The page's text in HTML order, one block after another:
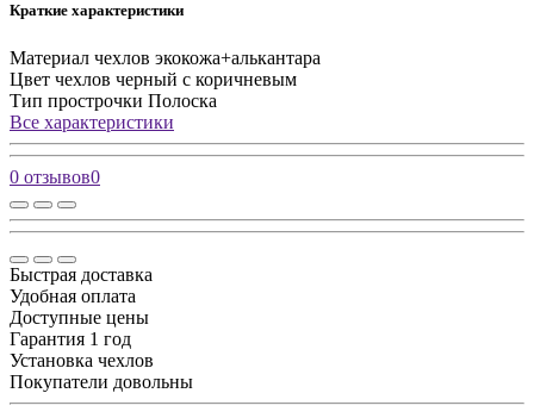
Краткие характеристики
Материал чехлов экокожа+алькантара
Цвет чехлов черный с коричневым
Тип прострочки Полоска
Все характеристики
0 отзывов0
Быстрая доставка
Удобная оплата
Доступные цены
Гарантия 1 год
Установка чехлов
Покупатели довольны